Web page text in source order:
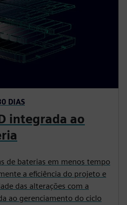
DIAS
integrada ao
de baterias em menos tempo
a eficiência do projeto e
das alterações com a
ao gerenciamento do ciclo